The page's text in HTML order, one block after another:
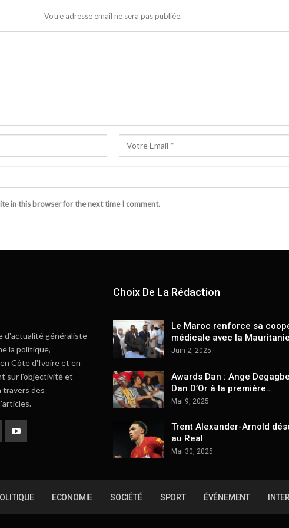
Votre adresse email ne sera pas publiée.
in this browser for the next time I comment.
d'actualité généraliste
la politique,
Côte d'Ivoire et en
sur l'objectivité et
travers des
Choix De La Rédaction
Le Maroc renforce sa
médicale avec la Mauritanie
Juin 2, 2025
Awards Dan : Ange
Dan D’Or à la première…
Mai 9, 2025
Trent Alexander-Arnold
au Real
Mai 30, 2025
ECONOMIE SOCIÉTÉ SPORT ÉVÉNEMENT